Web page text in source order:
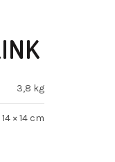
3,8 kg
× 14 cm